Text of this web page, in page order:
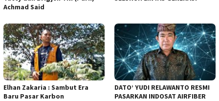
Achmad Said
Elhan Zakaria : Sambut Era
Baru Pasar Karbon
DATO’ YUDI RELAWANTO RESMI
PASARKAN INDOSAT AIRFIBER